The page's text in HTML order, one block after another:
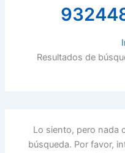
Resultados de
Lo siento, pero nada
búsqueda. Por favor,